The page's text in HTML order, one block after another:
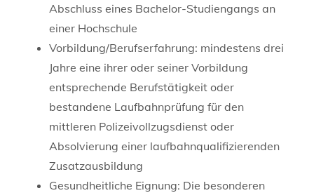
Abschluss eines Bachelor-Studiengangs an
einer Hochschule
Vorbildung/Berufserfahrung: mindestens drei
Jahre eine ihrer oder seiner Vorbildung
entsprechende Berufstätigkeit oder
bestandene Laufbahnprüfung für den
mittleren Polizeivollzugsdienst oder
Absolvierung einer laufbahnqualifizierenden
Zusatzausbildung
Gesundheitliche Eignung: Die besonderen